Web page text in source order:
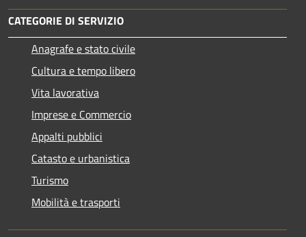
CATEGORIE DI SERVIZIO
Anagrafe e stato civile
Cultura e tempo libero
Vita lavorativa
Imprese e Commercio
Appalti pubblici
Catasto e urbanistica
Turismo
Mobilità e trasporti